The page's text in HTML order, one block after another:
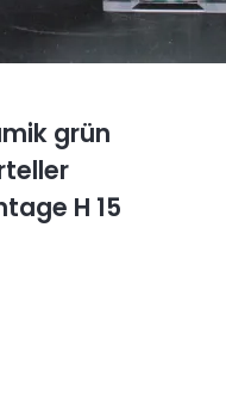
grün
H 15